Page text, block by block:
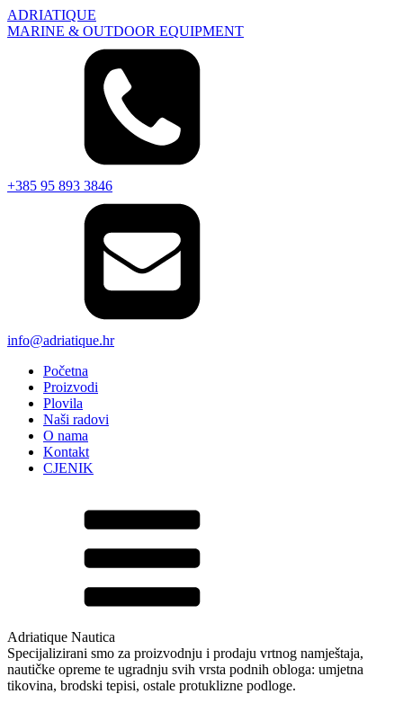
ADRIATIQUE
MARINE & OUTDOOR EQUIPMENT
+385 95 893 3846
info@adriatique.hr
Početna
Proizvodi
Plovila
Naši radovi
O nama
Kontakt
CJENIK
Adriatique Nautica
Specijalizirani smo za proizvodnju i prodaju vrtnog namještaja,
nautičke opreme te ugradnju svih vrsta podnih obloga: umjetna
tikovina, brodski tepisi, ostale protuklizne podloge.